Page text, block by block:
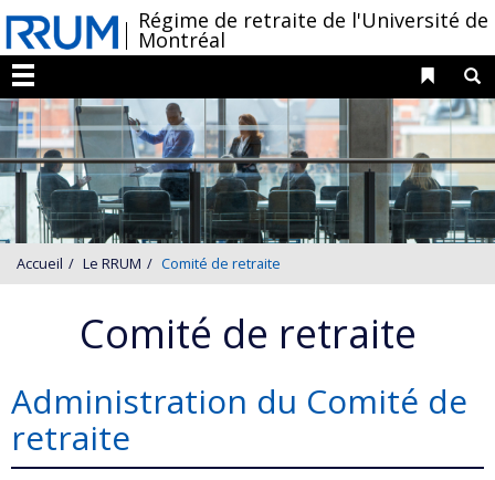
Passer
contenu
/Régime de retraite de l'Université de
Montréal
Menu
Liens
Accueil Le RRUM Comité de retraite
Comité de retraite
Administration du Comité de
retraite